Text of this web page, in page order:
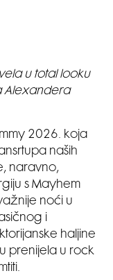
u total looku
Alexandera
2026. koja
naših
naravno,
s Mayhem
noći u
i
haljine
prenijela u rock